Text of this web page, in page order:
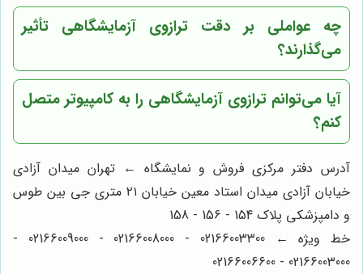
چه عواملی بر دقت ترازوی آزمایشگاهی تأثیر
می‌گذارند؟
آیا می‌توانم ترازوی آزمایشگاهی را به کامپیوتر متصل
کنم؟
آدرس دفتر مرکزی فروش و نمایشگاه ← تهران میدان آزادی
خیابان آزادی میدان استاد معین خیابان ۲۱ متری جی بین طوس
و دامپزشکی پلاک 154 - 156 - 158
خط ویژه ← 02166003300 - 02166008000 - 02166009000 -
02166003000 - 02166006600